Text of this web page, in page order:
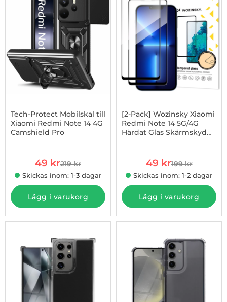
Tech-Protect Mobilskal till
Xiaomi Redmi Note 14 4G
Camshield Pro
rea pris
49 krtidigare pris
219 kr
Skickas inom: 1-3 dagar
Lägg i varukorg
[2-Pack] Wozinsky Xiaomi
Redmi Note 14 5G/4G
Härdat Glas Skärmskydd
rea pris
49 krtidigare pris
199 kr
Skickas inom: 1-2 dagar
Lägg i varukorg